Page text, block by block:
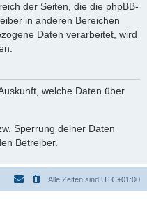
der Seiten, die die phpBB-
in anderen Bereichen
Daten verarbeitet, wird
welche Daten über
Sperrung deiner Daten
Betreiber.
Alle Zeiten sind UTC+01:00